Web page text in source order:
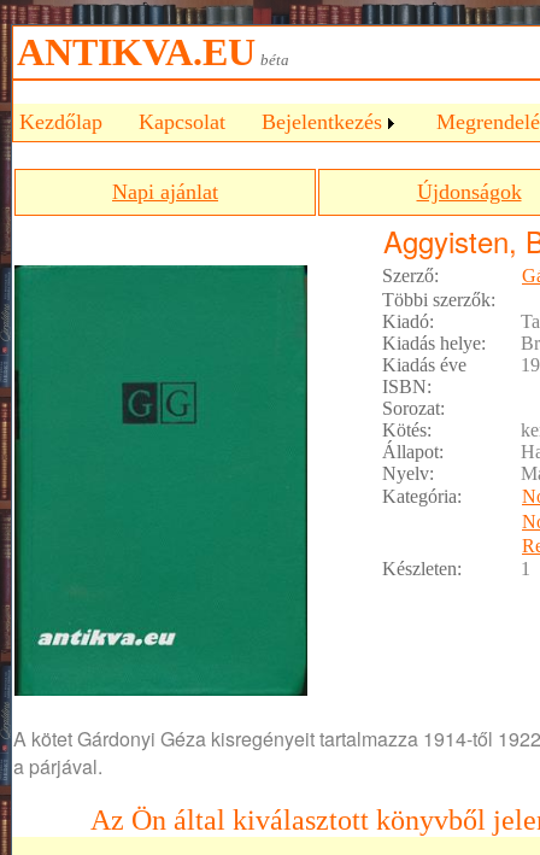
ANTIKVA.EU béta
Kezdőlap Kapcsolat Bejelentkezés
Napi ajánlat Újdonságok
Aggyisten,
Szerző:
Többi szerzők:
Kiadó:
Kiadás helye:
Kiadás éve
ISBN:
Sorozat:
Kötés:
Állapot:
Nyelv:
Kategória:
Készleten:
1
A kötet Gárdonyi Géza kisregényeit tartalmazza 1914-től
a párjával.
Az Ön által kiválasztott könyvből